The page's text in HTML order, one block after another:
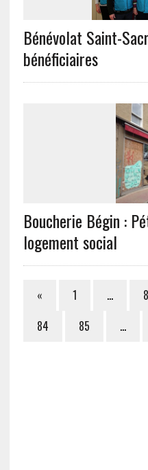
Bénévolat Saint-
bénéficiaires
Boucherie Bégin :
logement social
« 1 …
84
85 …